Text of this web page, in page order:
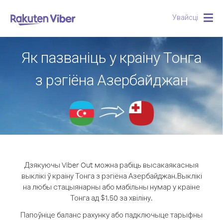
Увайсці
Як пазваніць у краіну Тонга
з рэгіёна Азербайджан
Дзякуючы Viber Out можна рабіць высакаякасныя
выклікі ў краіну Тонга з рэгіёна Азербайджан.Выклікі
на любы стацыянарны або мабільны нумар у краіне
Тонга ад $1.50 за хвіліну.
Папоўніце баланс рахунку або падключыце тарыфны